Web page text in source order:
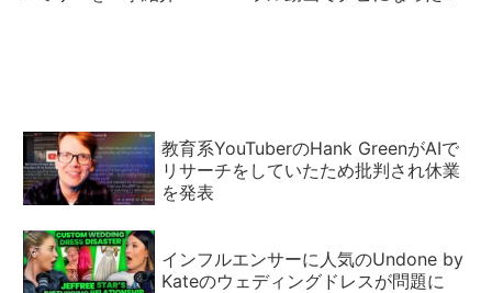
教育系YouTuberのHank GreenがAIで
リサーチをしていたため批判され休業
を発表
インフルエンサーに人気のUndone by
Kateのウェディングドレスが問題に